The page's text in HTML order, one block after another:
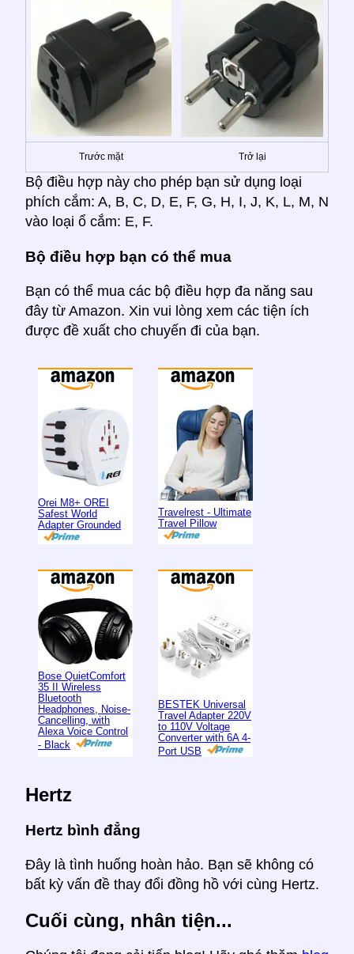
Trước mặt Trở lại
Bộ điều hợp này cho phép bạn sử dụng loại
phích cắm: A, B, C, D, E, F, G, H, I, J, K, L, M, N
vào loại ổ cắm: E, F.
Bộ điều hợp bạn có thể mua
Bạn có thể mua các bộ điều hợp đa năng sau
đây từ Amazon. Xin vui lòng xem các tiện ích
được đề xuất cho chuyến đi của bạn.
Orei M8+ OREI
Safest World
Adapter Grounded
Travelrest - Ultimate
Travel Pillow
Bose QuietComfort
35 II Wireless
Bluetooth
Headphones, Noise-
Cancelling, with
Alexa Voice Control
- Black
BESTEK Universal
Travel Adapter 220V
to 110V Voltage
Converter with 6A 4-
Port USB
Hertz
Hertz bình đẳng
Đây là tình huống hoàn hảo. Bạn sẽ không có
bất kỳ vấn đề thay đổi đồng hồ với cùng Hertz.
Cuối cùng, nhân tiện...